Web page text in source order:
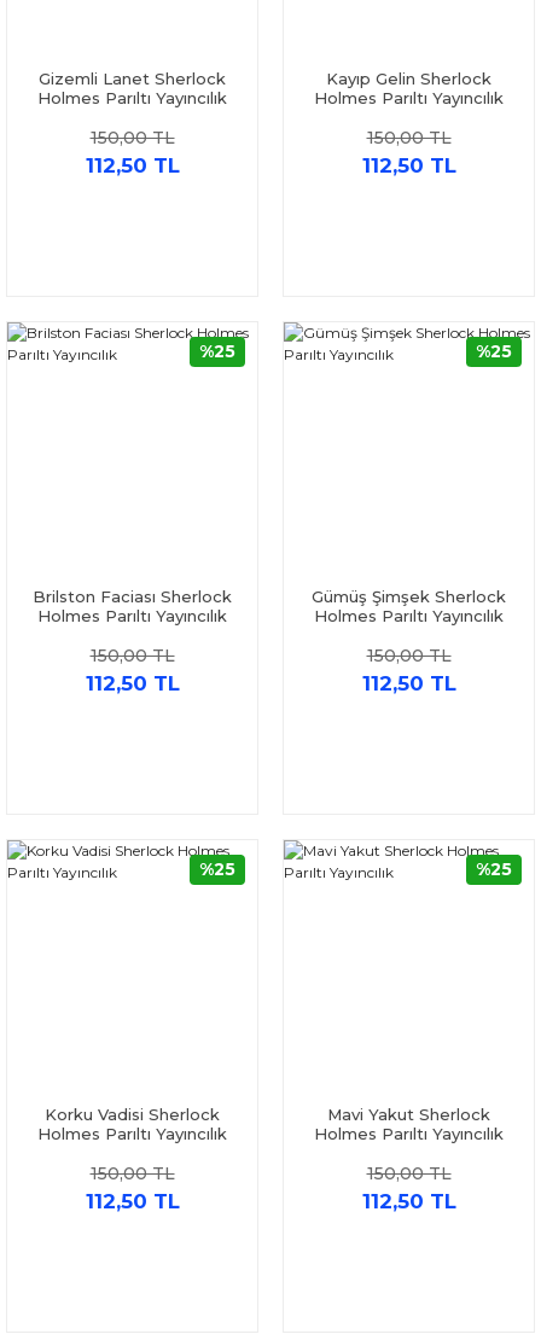
Gizemli Lanet Sherlock
Holmes Parıltı Yayıncılık
150,00 TL
112,50 TL
Kayıp Gelin Sherlock
Holmes Parıltı Yayıncılık
150,00 TL
112,50 TL
Brilston Faciası Sherlock
Holmes Parıltı Yayıncılık
150,00 TL
112,50 TL
%25
Gümüş Şimşek Sherlock
Holmes Parıltı Yayıncılık
150,00 TL
112,50 TL
%25
Korku Vadisi Sherlock
Holmes Parıltı Yayıncılık
150,00 TL
112,50 TL
%25
Mavi Yakut Sherlock
Holmes Parıltı Yayıncılık
150,00 TL
112,50 TL
%25